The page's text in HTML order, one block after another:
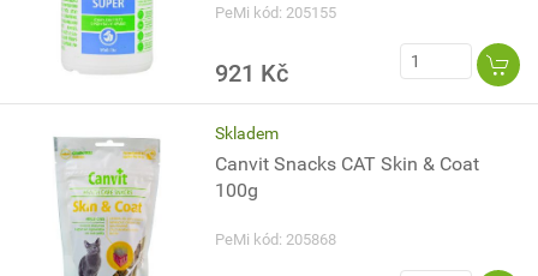
PeMi kód: 205155
921 Kč
Skladem
Canvit Snacks CAT Skin & Coat
100g
PeMi kód: 205868